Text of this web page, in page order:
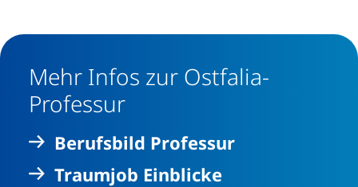
Mehr Infos zur Ostfalia-
Professur
Berufsbild Professur
Traumjob Einblicke